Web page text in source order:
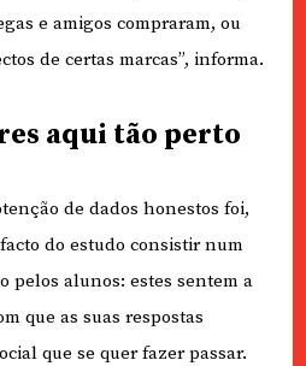
e amigos compraram, ou
de certas marcas”, informa.
aqui tão perto
de dados honestos foi,
do estudo consistir num
pelos alunos: estes sentem a
que as suas respostas
que se quer fazer passar.